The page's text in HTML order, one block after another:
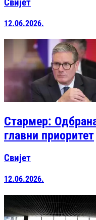
Свијет
12.06.2026.
Стармер:
главни приоритет
Свијет
12.06.2026.